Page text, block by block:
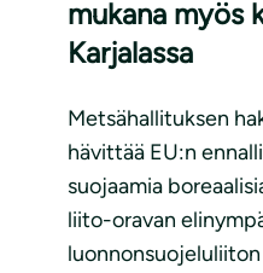
mukana myös
Karjalassa
Metsähallituksen
hävittää EU:n
suojaamia
liito-oravan